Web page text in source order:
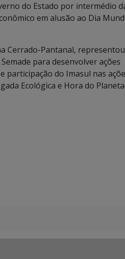
do Estado por intermédio
em alusão ao Dia
Cerrado-Pantanal,
para desenvolver ações
participação do Imasul nas
Ecológica e Hora do